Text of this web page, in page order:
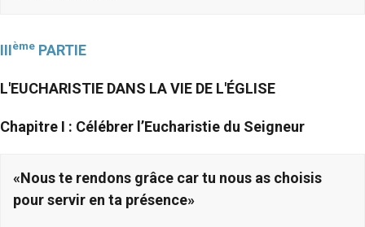
IIIème PARTIE
L'EUCHARISTIE DANS LA VIE DE L'ÉGLISE
Chapitre I : Célébrer l’Eucharistie du Seigneur
«Nous te rendons grâce car tu nous as choisis
pour servir en ta présence»